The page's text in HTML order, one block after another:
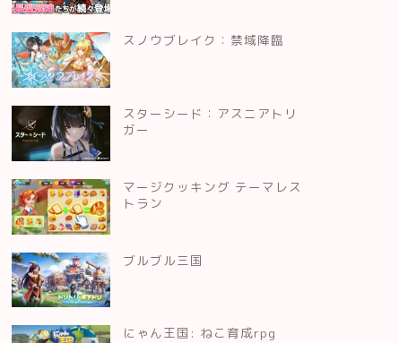
スノウブレイク：禁域降臨
スターシード：アスニアトリ
ガー
マージクッキング テーマレス
トラン
ブルブル三国
にゃん王国: ねこ育成rpg